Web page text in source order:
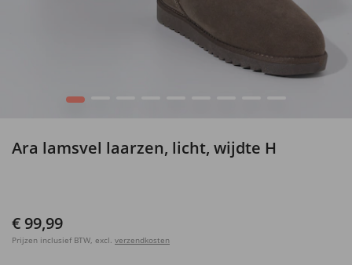
1
Ara lamsvel laarzen, licht, wijdte H
€ 99,99
Prijzen inclusief BTW, excl. verzendkosten